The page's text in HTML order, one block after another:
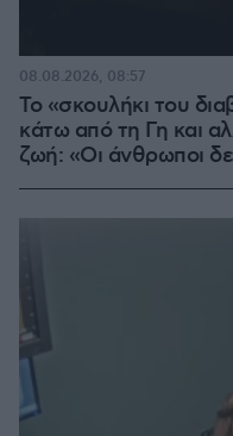
Το «σκουλήκι του
κάτω από τη Γη και
ζωή: «Οι άνθρωποι
08.08.2026, 08:57